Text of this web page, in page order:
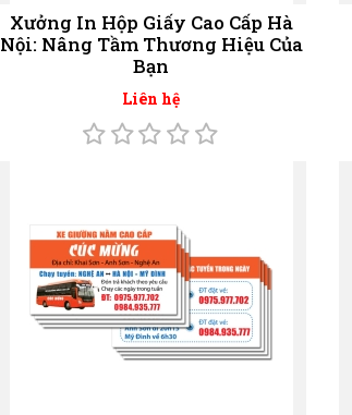
Xưởng In Hộp Giấy Cao Cấp Hà
Nội: Nâng Tầm Thương Hiệu Của
Bạn
Liên hệ